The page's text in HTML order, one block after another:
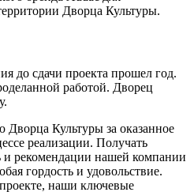
Дворца Культуры.
до сдачи проекта прошел год.
работой. Дворец
Культуры за оказанное
реализации. Получать
и рекомендации нашей компании
гордость и удовольствие.
наши ключевые